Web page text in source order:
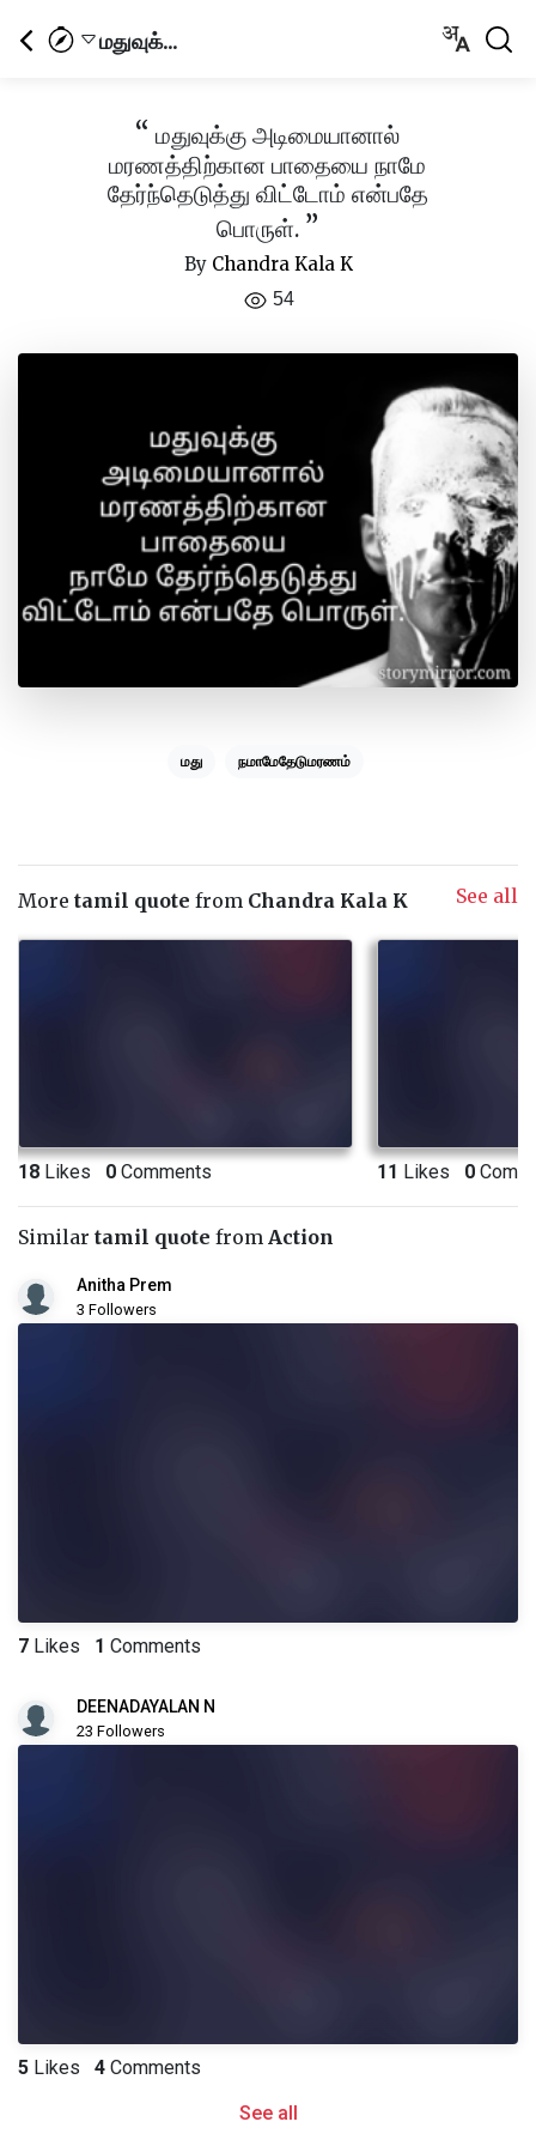
மதுவுக்...
“ மதுவுக்கு அடிமையானால்
மரணத்திற்கான பாதையை நாமே
தேர்ந்தெடுத்து விட்டோம் என்பதே
பொருள். ”
By Chandra Kala K
54
மது நமாமேதேடுமரணம்
More tamil quote from Chandra Kala K See all
18 Likes 0 Comments 11 Likes 0
Similar tamil quote from Action
Anitha Prem
3 Followers
7 Likes 1 Comments
DEENADAYALAN N
23 Followers
5 Likes 4 Comments
See all